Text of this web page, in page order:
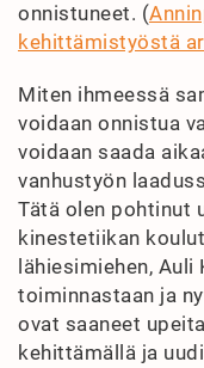
onnistuneet. (
kehittämistyöstä
Miten ihmeessä
voidaan onnistua
voidaan saada
vanhustyön
Tätä olen pohtinut
kinestetiikan
lähiesimiehen,
toiminnastaan ja
ovat saaneet
kehittämällä ja